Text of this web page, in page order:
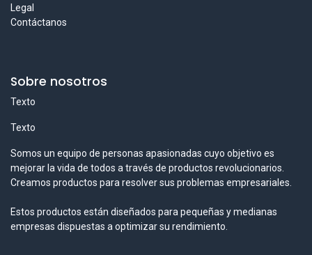
Legal
Contáctanos
Sobre nosotros
Texto
Texto
Somos un equipo de personas apasionadas cuyo objetivo es
mejorar la vida de todos a través de productos revolucionarios.
Creamos productos para resolver sus problemas empresariales.
Estos productos están diseñados para pequeñas y medianas
empresas dispuestas a optimizar su rendimiento.